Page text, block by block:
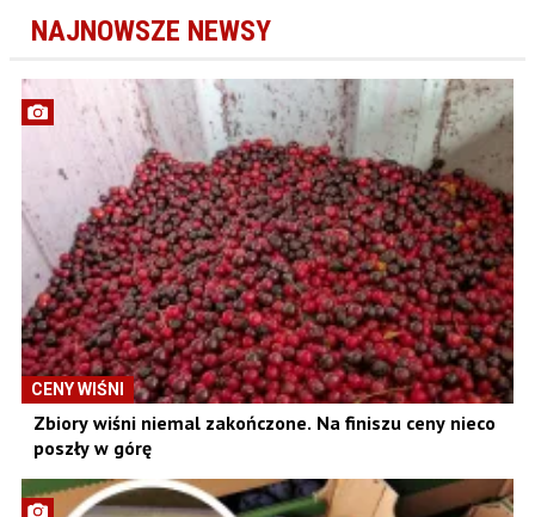
NAJNOWSZE NEWSY
CENY WIŚNI
Zbiory wiśni niemal zakończone. Na finiszu ceny nieco
poszły w górę